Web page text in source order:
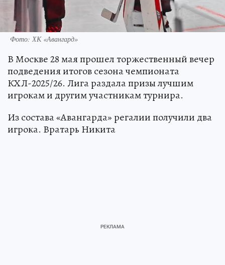
Фото: ХК «Авангард»
В Москве 28 мая прошел торжественный вечер
подведения итогов сезона чемпионата
КХЛ-2025/26. Лига раздала призы лучшим
игрокам и другим участникам турнира.
Из состава «Авангарда» регалии получили два
игрока. Вратарь Никита